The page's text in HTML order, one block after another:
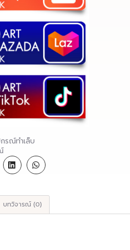
รณ์ทำเล็บ
บทวิจารณ์ (0)